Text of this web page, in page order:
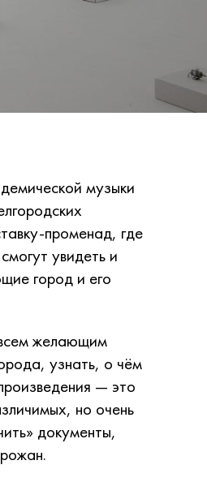
музыки
променад, где
увидеть и
город и его
желающим
узнать, о чём
— это
но очень
документы,